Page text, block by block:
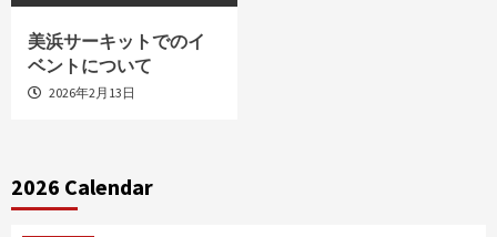
美浜サーキットでのイ
ベントについて
2026年2月13日
2026 Calendar